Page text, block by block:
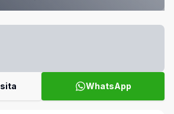
WhatsApp